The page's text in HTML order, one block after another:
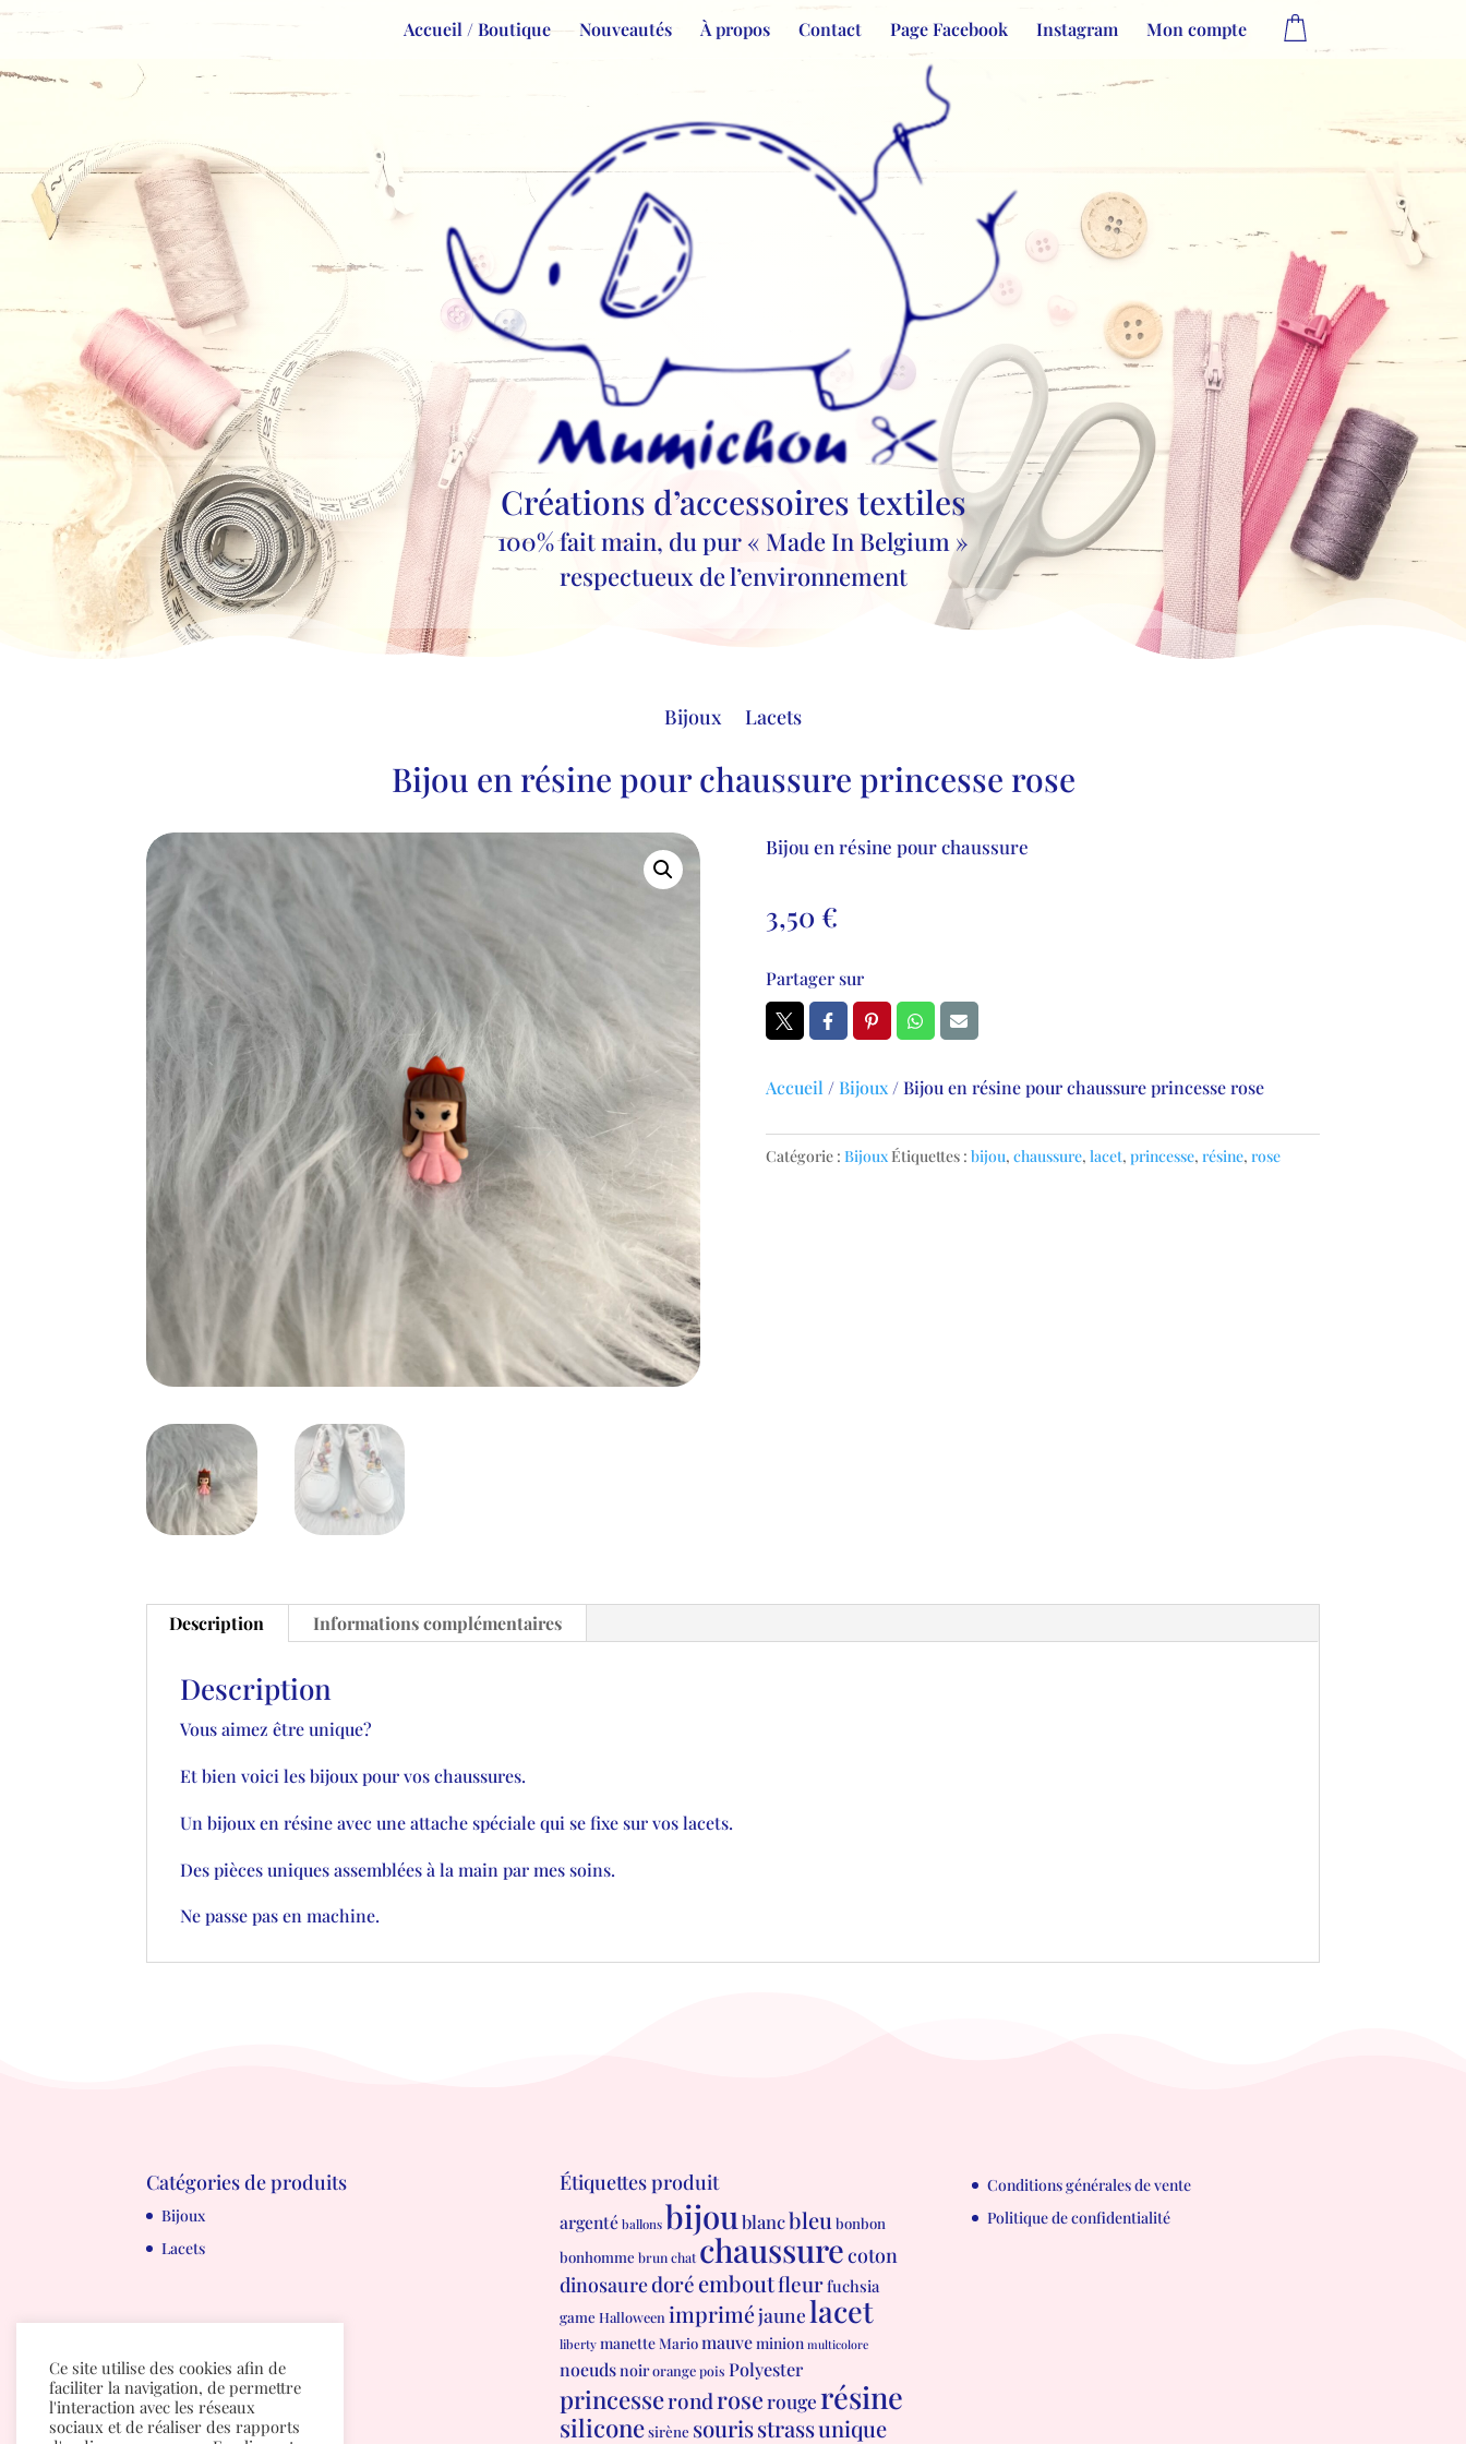
Accueil / Boutique Nouveautés À propos Contact Page Facebook Instagram Mon compte
Créations d’accessoires textiles
100% fait main, du pur « Made In Belgium »
respectueux de l’environnement
Bijoux Lacets
Bijou en résine pour chaussure princesse rose
Bijou en résine pour chaussure
3,50 €
Partager sur
Accueil /Bijoux/Bijou en résine pour chaussure princesse rose
Catégorie : Bijoux Étiquettes : bijou, chaussure, lacet, princesse, résine, rose
Description Informations complémentaires
Description
Vous aimez être unique?
Et bien voici les bijoux pour vos chaussures.
Un bijoux en résine avec une attache spéciale qui se fixe sur vos lacets.
Des pièces uniques assemblées à la main par mes soins.
Ne passe pas en machine.
Catégories de produits
Bijoux
Lacets
Étiquettes produit
argenté ballons bijou blancbleu bonbon
bonhomme brun chat chaussurecoton
dinosauredoré emboutfleurfuchsia
game Halloween impriméjaunelacet
liberty manette Mario mauveminion multicolore
noeudsnoir orange pois Polyester
princesserondroserougerésine
silicone sirène sourisstrassunique
Conditions générales de vente
Politique de confidentialité
Ce site utilise des cookies afin de
faciliter la navigation, de permettre
l'interaction avec les réseaux
sociaux et de réaliser des rapports